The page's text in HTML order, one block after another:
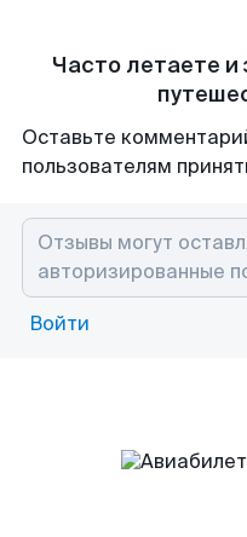
Часто летаете и
Оставьте
пользователям
Войти